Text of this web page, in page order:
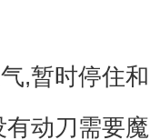
,暂时停住
有动刀需要